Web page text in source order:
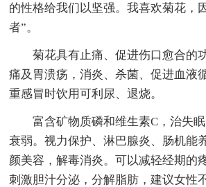
的性格给我们以坚强。我喜欢菊花，
者”。
菊花具有止痛、促进伤口愈合的
痛及胃溃疡，消炎、杀菌、促进血液
重感冒时饮用可利尿、退烧。
富含矿物质磷和维生素C，治失
衰弱。视力保护、淋巴腺炎、肠机能
颜美容，解毒消炎。可以减轻经期的
刺激胆汁分泌，分解脂肪，建议女性